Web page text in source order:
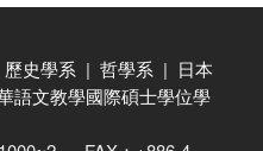
歷史學系 | 哲學系 | 日本
語文教學國際碩士學位學